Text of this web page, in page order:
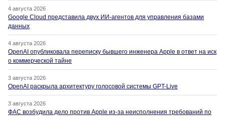
4 августа 2026
Google Cloud представила двух ИИ-агентов для управления базами
данных
4 августа 2026
OpenAI опубликовала переписку бывшего инженера Apple в ответ на иск
о коммерческой тайне
3 августа 2026
OpenAI раскрыла архитектуру голосовой системы GPT-Live
3 августа 2026
ФАС возбудила дело против Apple из-за неисполнения требований по